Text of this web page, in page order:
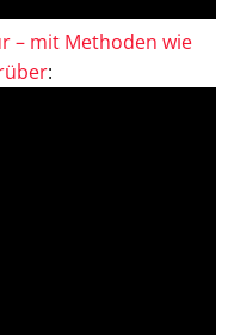
– mit Methoden wie
: